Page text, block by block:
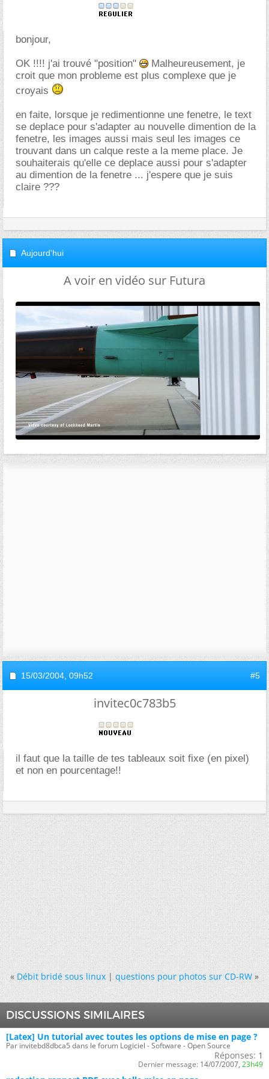
bonjour,
OK !!!! j'ai trouvé "position"
Malheureusement, je
croit que mon probleme est plus complexe que je
croyais
en faite, lorsque je redimentionne une fenetre, le text
se deplace pour s'adapter au nouvelle dimention de la
fenetre, les images aussi mais seul les images ce
trouvant dans un calque reste a la meme place. Je
souhaiterais qu'elle ce deplace aussi pour s'adapter
au dimention de la fenetre ... j'espere que je suis
claire ???
Aujourd'hui
A voir en vidéo sur Futura
15/03/2004, 09h52 #5
invitec0c783b5
il faut que la taille de tes tableaux soit fixe (en pixel)
et non en pourcentage!!
« Débit bridé sous linux|questions pour photos sur CD-RW »
DISCUSSIONS SIMILAIRES
[Latex] Un tutorial avec toutes les options de mise en page ?
Par invitebd8dbca5 dans le forum Logiciel - Software - Open Source
Réponses: 1
Dernier message: 14/07/2007, 23h49